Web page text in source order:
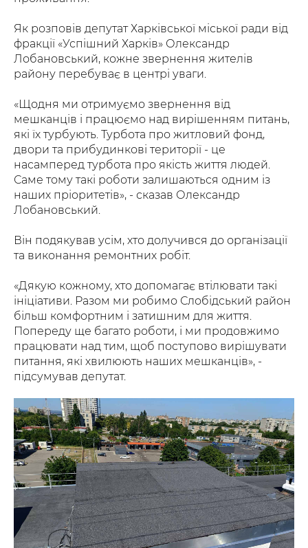
Як розповів депутат Харківської міської ради від
фракції «Успішний Харків» Олександр
Лобановський, кожне звернення жителів
району перебуває в центрі уваги.
«Щодня ми отримуємо звернення від
мешканців і працюємо над вирішенням питань,
які їх турбують. Турбота про житловий фонд,
двори та прибудинкові території - це
насамперед турбота про якість життя людей.
Саме тому такі роботи залишаються одним із
наших пріоритетів», - сказав Олександр
Лобановський.
Він подякував усім, хто долучився до організації
та виконання ремонтних робіт.
«Дякую кожному, хто допомагає втілювати такі
ініціативи. Разом ми робимо Слобідський район
більш комфортним і затишним для життя.
Попереду ще багато роботи, і ми продовжимо
працювати над тим, щоб поступово вирішувати
питання, які хвилюють наших мешканців», -
підсумував депутат.